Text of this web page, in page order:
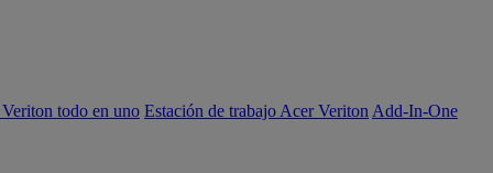
todo en uno Estación de trabajo Acer Veriton Add-In-One